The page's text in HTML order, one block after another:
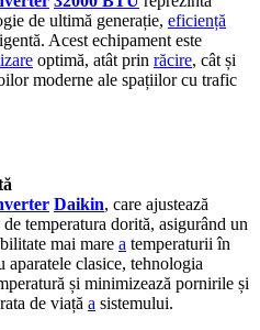
de ultimă generație, eficiență
Acest echipament este
optimă, atât prin răcire, cât și
moderne ale spațiilor cu trafic
Daikin, care ajustează
temperatura dorită, asigurând un
mai mare a temperaturii în
clasice, tehnologia
și minimizează pornirile și
de viață a sistemului.